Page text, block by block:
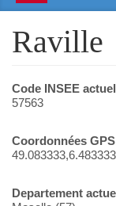
Raville
Code INSEE
57563
Coordonnées
49.083333,6.483333
Departement